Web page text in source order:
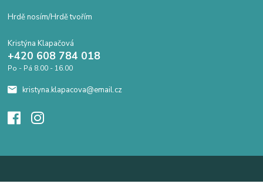
Hrdě nosím/Hrdě tvořím
Kristýna Klapačová
+420 608 784 018
Po - Pá 8.00 - 16.00
kristyna.klapacova@email.cz